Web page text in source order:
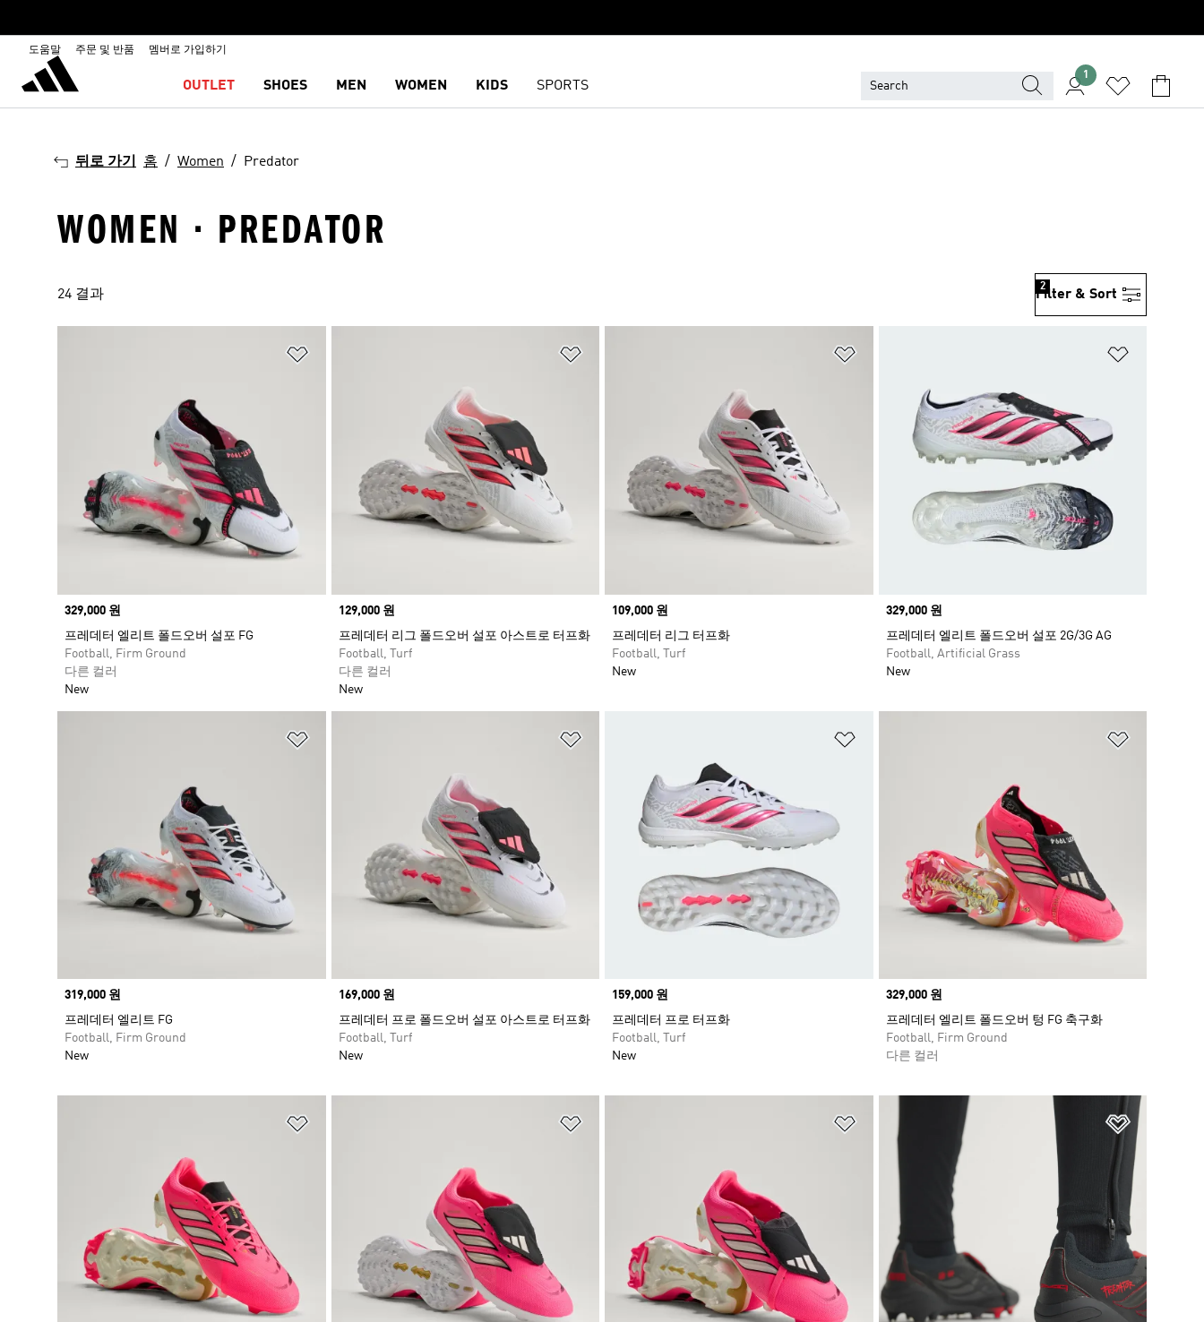
도움말 주문 및 반품 멤버로 가입하기
OUTLET SHOES MEN WOMEN KIDS SPORTS
1
뒤로 가기 홈 Women Predator
WOMEN · PREDATOR
24 결과 Filter & Sort
2
Price
329,000 원
프레데터 엘리트 폴드오버 설포 FG
Football, Firm Ground
다른 컬러
New
Price
129,000 원
프레데터 리그 폴드오버 설포 아스트로 터프화
Football, Turf
다른 컬러
New
Price
109,000 원
프레데터 리그 터프화
Football, Turf
New
Price
329,000 원
프레데터 엘리트 폴드오버 설포 2G/3G AG
Football, Artificial Grass
New
Price
319,000 원
프레데터 엘리트 FG
Football, Firm Ground
New
Price
169,000 원
프레데터 프로 폴드오버 설포 아스트로 터프화
Football, Turf
New
Price
159,000 원
프레데터 프로 터프화
Football, Turf
New
Price
329,000 원
프레데터 엘리트 폴드오버 텅 FG 축구화
Football, Firm Ground
다른 컬러
위시리스